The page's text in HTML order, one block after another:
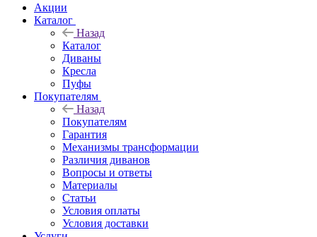
Акции
Каталог
Назад
Каталог
Диваны
Кресла
Пуфы
Покупателям
Назад
Покупателям
Гарантия
Механизмы трансформации
Различия диванов
Вопросы и ответы
Материалы
Статьи
Условия оплаты
Условия доставки